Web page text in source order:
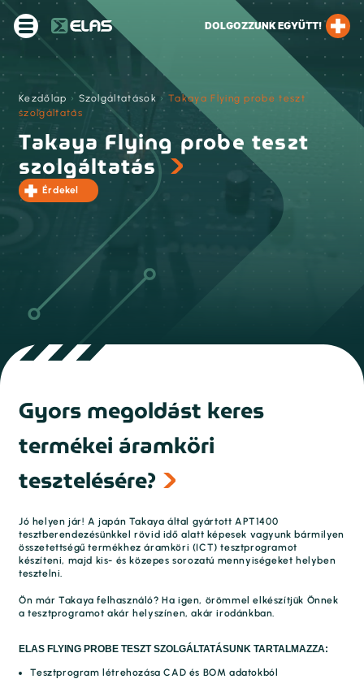
DOLGOZZUNK EGYÜTT!
Kezdőlap › Szolgáltatások › Takaya Flying probe teszt
szolgáltatás
Takaya Flying probe teszt
szolgáltatás
Érdekel
Gyors megoldást keres
termékei áramköri
tesztelésére?
Jó helyen jár! A japán Takaya által gyártott APT1400
tesztberendezésünkkel rövid idő alatt képesek vagyunk bármilyen
összetettségű termékhez áramköri (ICT) tesztprogramot
készíteni, majd kis- és közepes sorozatú mennyiségeket helyben
tesztelni.
Ön már Takaya felhasználó? Ha igen, örömmel elkészítjük Önnek
a tesztprogramot akár helyszínen, akár irodánkban.
ELAS FLYING PROBE TESZT SZOLGÁLTATÁSUNK TARTALMAZZA:
Tesztprogram létrehozása CAD és BOM adatokból